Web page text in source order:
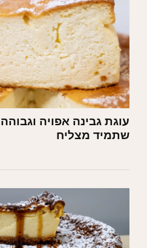
עוגת גבינה אפויה
שתמיד מצליח